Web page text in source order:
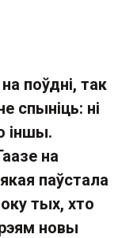
поўдні, так
спыніць: ні
іншы.
на
паўстала
тых, хто
новы